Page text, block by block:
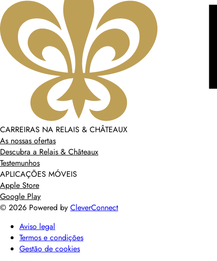
CARREIRAS NA RELAIS & CHÂTEAUX
As nossas ofertas
Descubra a Relais & Châteaux
Testemunhos
APLICAÇÕES MÓVEIS
Apple Store
Google Play
© 2026 Powered by CleverConnect
Aviso legal
Termos e condições
Gestão de cookies